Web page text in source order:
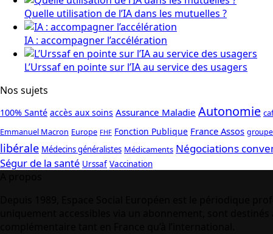
Quelle utilisation de l’IA dans les mutuelles ?
IA : accompagner l’accélération
L’Urssaf en pointe sur l’IA au service des usagers
Nos sujets
100% Santé accès aux soins Assurance Maladie Autonomie caf
Emmanuel Macron Europe FHF Fonction Publique France Assos
libérale Médecins généralistes Médicaments Négociations
Ségur de la santé Urssaf Vaccination